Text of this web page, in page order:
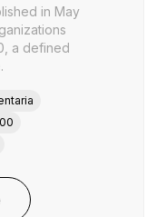
in May
a defined
: FSSC 22000 v7: